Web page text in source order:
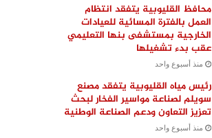
محافظ القليوبية يتفقد انتظام
العمل بالفترة المسائية للعيادات
الخارجية بمستشفى بنها التعليمي
عقب بدء تشغيلها
منذ أسبوع واحد
رئيس مياه القليوبية يتفقد مصنع
سويلم لصناعة مواسير الفخار لبحث
تعزيز التعاون ودعم الصناعة الوطنية
منذ أسبوع واحد